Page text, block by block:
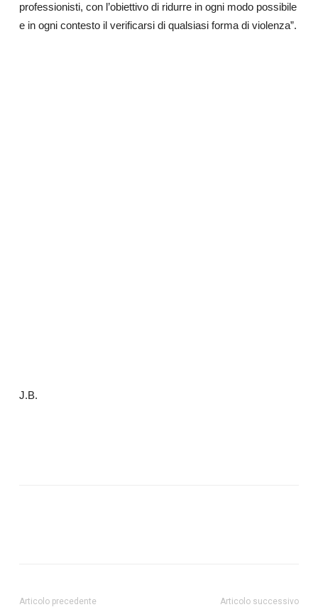
professionisti, con l’obiettivo di ridurre in ogni modo possibile
e in ogni contesto il verificarsi di qualsiasi forma di violenza”.
J.B.
Articolo precedente Articolo successivo